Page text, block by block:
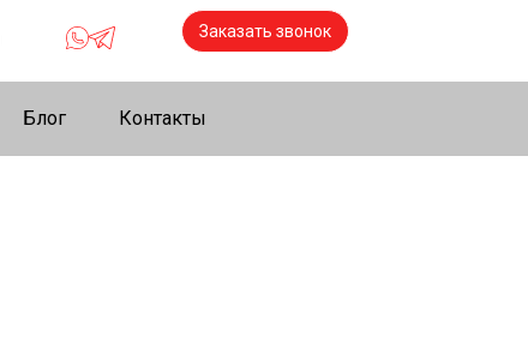
Заказать звонок
Блог Контакты